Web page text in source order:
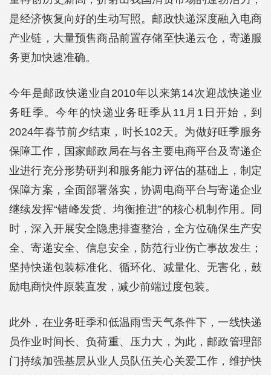
是经济恢复向好的生动写照。邮政快递深度融入电商
产业链，大量预售商品前置存储至快递云仓，寄递服
务更加快速准确。
今年是邮政快递业自2010年以来第14次迎战快递业
务旺季。今年的快递业务旺季从11月1日开始，到
2024年春节前夕结束，时长102天。为做好旺季服务
保障工作，国家邮政局在与各主要电商平台及寄递企
业进行充分形势研判和服务能力评估的基础上，制定
保障方案，全面部署落实，协调电商平台与寄递企业
继续发挥“错峰发货、均衡推进”的核心机制作用。同
时，深入开展安全隐患排查整治，全方位确保生产安
全、寄递安全、信息安全，防范行业伤亡事故发生；
坚持快递包装标准化、循环化、减量化、无害化，鼓
励电商快件原装直发，减少前端过度包装。
此外，在业务旺季和低温雨雪天气条件下，一线快递
员作业时间长、负荷重、压力大，为此，邮政管理部
门持续加强基层从业人员队伍关心关爱工作，维护快